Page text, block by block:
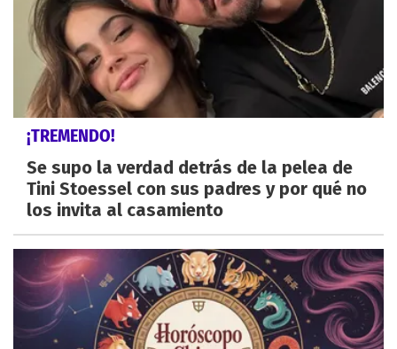
¡TREMENDO!
Se supo la verdad detrás de la pelea de
Tini Stoessel con sus padres y por qué no
los invita al casamiento